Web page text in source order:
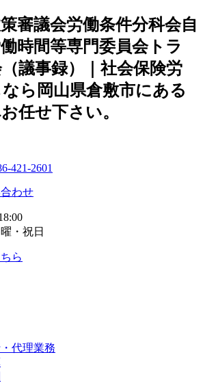
審議会労働条件分科会自
時間等専門委員会トラ
議事録）｜社会保険労
ら岡山県倉敷市にある
任せ下さい。
・祝日
ら
代理業務